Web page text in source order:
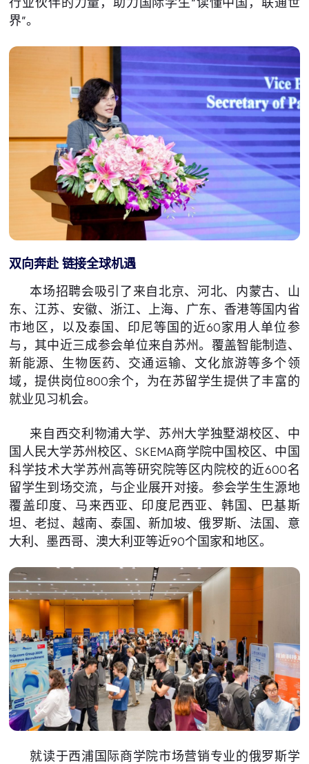
界”。
双向奔赴 链接全球机遇
本场招聘会吸引了来自北京、河北、内蒙古、山
东、江苏、安徽、浙江、上海、广东、香港等国内省
市地区，以及泰国、印尼等国的近60家用人单位参
与，其中近三成参会单位来自苏州。覆盖智能制造、
新能源、生物医药、交通运输、文化旅游等多个领
域，提供岗位800余个，为在苏留学生提供了丰富的
就业见习机会。
来自西交利物浦大学、苏州大学独墅湖校区、中
国人民大学苏州校区、SKEMA商学院中国校区、中国
科学技术大学苏州高等研究院等区内院校的近600名
留学生到场交流，与企业展开对接。参会学生生源地
覆盖印度、马来西亚、印度尼西亚、韩国、巴基斯
坦、老挝、越南、泰国、新加坡、俄罗斯、法国、意
大利、墨西哥、澳大利亚等近90个国家和地区。
就读于西浦国际商学院市场营销专业的俄罗斯学